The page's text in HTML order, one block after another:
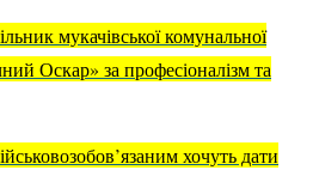
мукачівської комунальної
Оскар» за професіоналізм та
хочуть дати